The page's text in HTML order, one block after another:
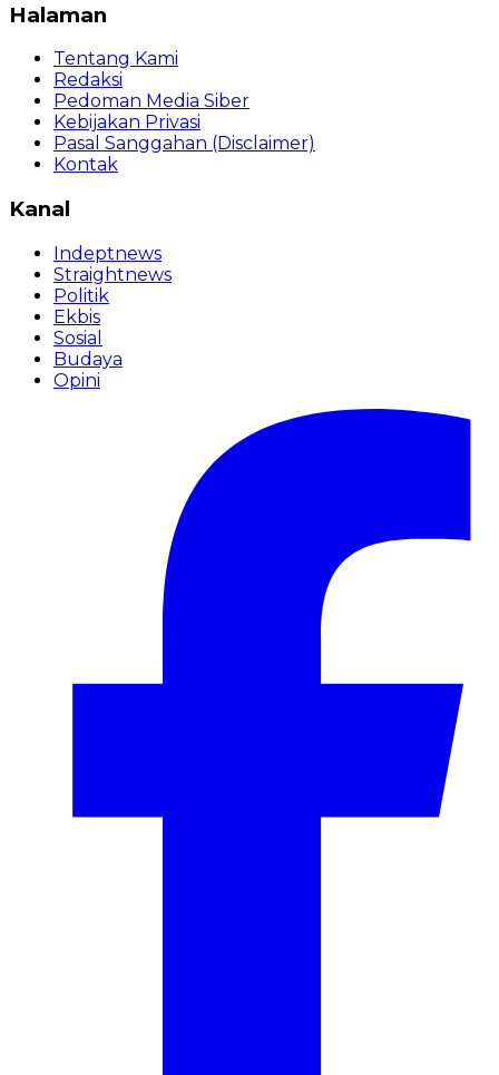
Halaman
Tentang Kami
Redaksi
Pedoman Media Siber
Kebijakan Privasi
Pasal Sanggahan (Disclaimer)
Kontak
Kanal
Indeptnews
Straightnews
Politik
Ekbis
Sosial
Budaya
Opini